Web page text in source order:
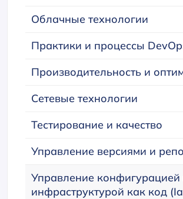
Облачные технологии
Практики и процессы
Производительность и
Сетевые технологии
Тестирование и качество
Управление версиями и
Управление конфигурацией
инфраструктурой как код